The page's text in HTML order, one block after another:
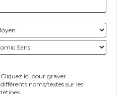
Cliquez ici pour graver
différents noms/textes sur les
tétines